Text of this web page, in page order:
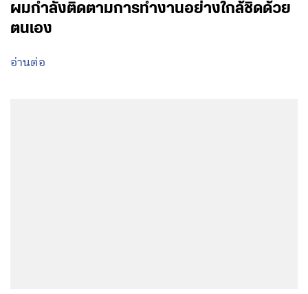
ผมกำลังติดตามการทำงานอย่างใกล้ชิดด้วย
ตนเอง
อ่านต่อ